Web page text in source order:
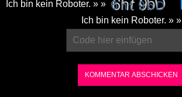
Ich bin kein Roboter. » »
Ich bin kein Roboter. » »